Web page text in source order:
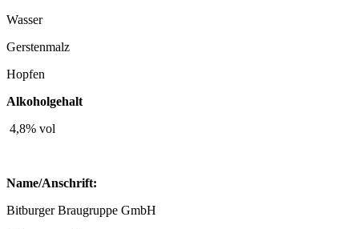
Wasser
Gerstenmalz
Hopfen
Alkoholgehalt
4,8% vol
Name/Anschrift:
Bitburger Braugruppe GmbH